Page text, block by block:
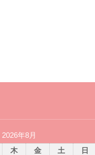
2026年8月
木 金 土 日